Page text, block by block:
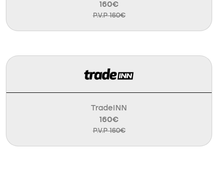
160€
P.V.P 160€
TradeINN
160€
P.V.P 160€